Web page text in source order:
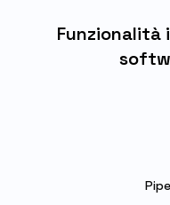
Funzionalità